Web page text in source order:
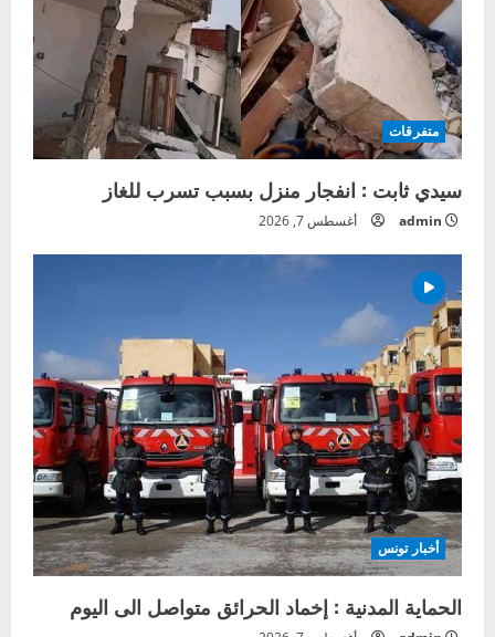
متفرقات
سيدي ثابت : انفجار منزل بسبب تسرب للغاز
admin أغسطس 7, 2026
أخبار تونس
الحماية المدنية : إخماد الحرائق متواصل الى اليوم